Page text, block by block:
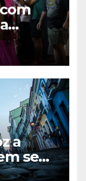
a
seu